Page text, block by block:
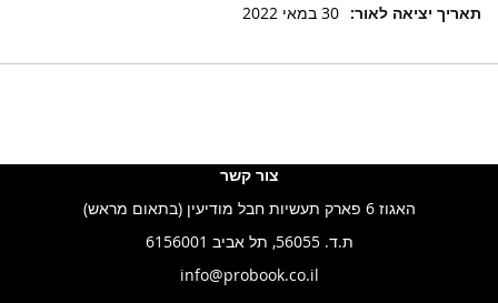
מידע
30 במאי 2022
צור קשר
האגוז 6 פארק תעשיות חבל מודיעין (בתאום מראש)
ת.ד. 56055, תל אביב 6156001
info@probook.co.il